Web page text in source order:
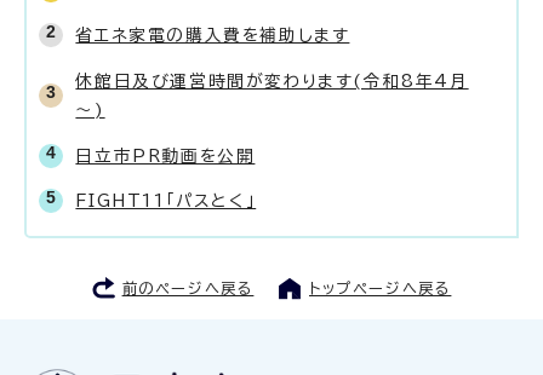
省エネ家電の購入費を補助します
休館日及び運営時間が変わります(令和8年4月
～)
日立市PR動画を公開
FIGHT11「パスとく」
前のページへ戻る トップページへ戻る